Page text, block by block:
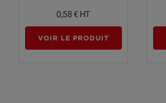
0,58 € HT
VOIR LE PRODUIT